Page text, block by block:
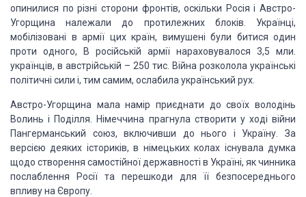
опинилися по різні сторони фронтів, оскільки Росія і Австро-
Угорщина належали до протилежних блоків. Українці,
мобілізовані в армії цих країн, вимушені були битися один
проти одного, В російській армії нараховувалося 3,5 мли.
українців, в австрійській – 250 тис. Війна розколола українські
політичні сили і, тим самим, ослабила український рух.
Австро-Угорщина мала намір приєднати до своїх володінь
Волинь і Поділля. Німеччина прагнула створити у ході війни
Пангерманський союз, включивши до нього і Україну. За
версією деяких істориків, в німецьких колах існувала думка
щодо створення самостійної державності в Україні, як чинника
послаблення Росії та перешкоди для її безпосереднього
впливу на Європу.